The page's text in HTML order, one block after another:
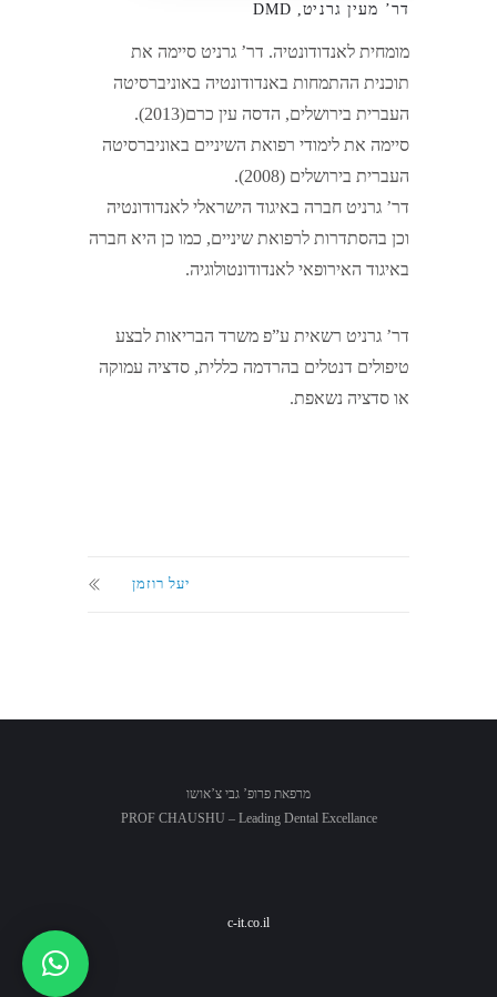
דר’ מעין גרניט, DMD
מומחית לאנדודונטיה. דר’ גרניט סיימה את
תוכנית ההתמחות באנדודונטיה באוניברסיטה
העברית בירושלים, הדסה עין כרם(2013).
סיימה את לימודי רפואת השיניים באוניברסיטה
העברית בירושלים (2008).
דר’ גרניט חברה באיגוד הישראלי לאנדודונטיה
וכן בהסתדרות לרפואת שיניים, כמו כן היא חברה
באיגוד האירופאי לאנדודונטולוגיה.
דר’ גרניט רשאית ע”פ משרד הבריאות לבצע
טיפולים דנטלים בהרדמה כללית, סדציה עמוקה
או סדציה נשאפת.
יעל רוזמן
מרפאת פרופ’ גבי צ’אושו
PROF CHAUSHU – Leading Dental Excellance
c-it.co.il